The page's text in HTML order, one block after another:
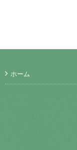
ホーム